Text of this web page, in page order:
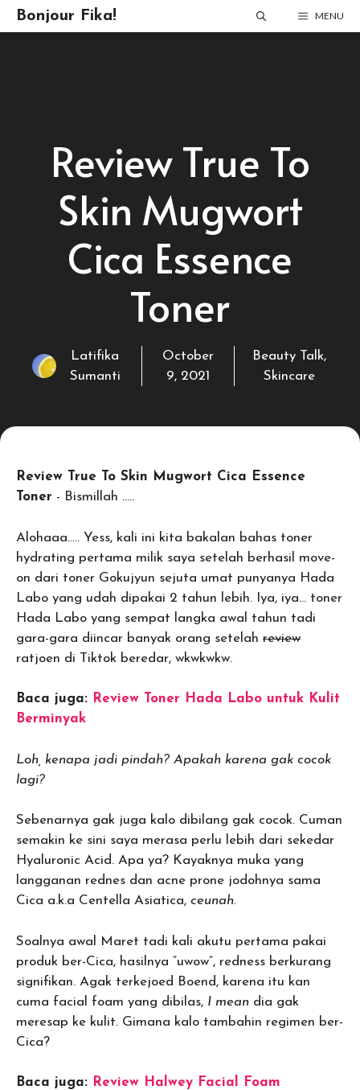
Skip
to
Bonjour Fika! MENU
Review True To
Skin Mugwort
Cica Essence
Toner
Latifika
Sumanti
October
9, 2021
Beauty Talk,
Skincare
Review True To Skin Mugwort Cica Essence
Toner - Bismillah …..
Alohaaa….. Yess, kali ini kita bakalan bahas toner
hydrating pertama milik saya setelah berhasil move-
on dari toner Gokujyun sejuta umat punyanya Hada
Labo yang udah dipakai 2 tahun lebih. Iya, iya… toner
Hada Labo yang sempat langka awal tahun tadi
gara-gara diincar banyak orang setelah review
ratjoen di Tiktok beredar, wkwkwkw.
Baca juga: Review Toner Hada Labo untuk Kulit
Berminyak
Loh, kenapa jadi pindah? Apakah karena gak cocok
lagi?
Sebenarnya gak juga kalo dibilang gak cocok. Cuman
semakin ke sini saya merasa perlu lebih dari sekedar
Hyaluronic Acid. Apa ya? Kayaknya muka yang
langganan rednes dan acne prone jodohnya sama
Cica a.k.a Centella Asiatica, ceunah.
Soalnya awal Maret tadi kali akutu pertama pakai
produk ber-Cica, hasilnya “uwow”, redness berkurang
signifikan. Agak terkejoed Boend, karena itu kan
cuma facial foam yang dibilas, I mean dia gak
meresap ke kulit. Gimana kalo tambahin regimen ber-
Cica?
Baca juga: Review Halwey Facial Foam